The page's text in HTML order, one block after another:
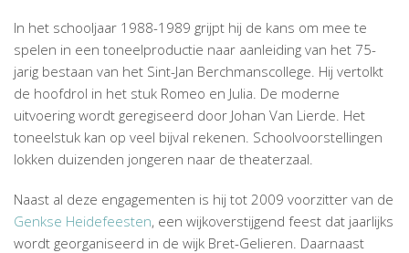
In het schooljaar 1988-1989 grijpt hij de kans om mee te
spelen in een toneelproductie naar aanleiding van het 75-
jarig bestaan van het Sint-Jan Berchmanscollege. Hij vertolkt
de hoofdrol in het stuk Romeo en Julia. De moderne
uitvoering wordt geregiseerd door Johan Van Lierde. Het
toneelstuk kan op veel bijval rekenen. Schoolvoorstellingen
lokken duizenden jongeren naar de theaterzaal.
Naast al deze engagementen is hij tot 2009 voorzitter van de
Genkse Heidefeesten, een wijkoverstijgend feest dat jaarlijks
wordt georganiseerd in de wijk Bret-Gelieren. Daarnaast